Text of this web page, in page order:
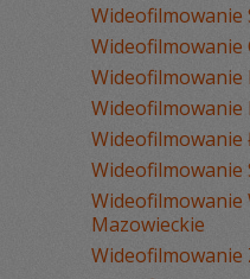
Wideofilmowanie
Wideofilmowanie
Wideofilmowanie
Wideofilmowanie
Wideofilmowanie
Wideofilmowanie
Wideofilmowanie
Mazowieckie
Wideofilmowanie